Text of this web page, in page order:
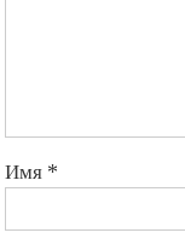
Имя *